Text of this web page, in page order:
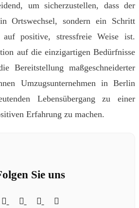
um sicherzustellen, dass der
Ortswechsel, sondern ein Schritt
positive, stressfreie Weise ist.
auf die einzigartigen Bedürfnisse
Bereitstellung maßgeschneiderter
Umzugsunternehmen in Berlin
Lebensübergang zu einer
Erfahrung zu machen.
Sie uns